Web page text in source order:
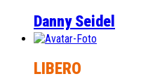
Danny Seidel
LIBERO